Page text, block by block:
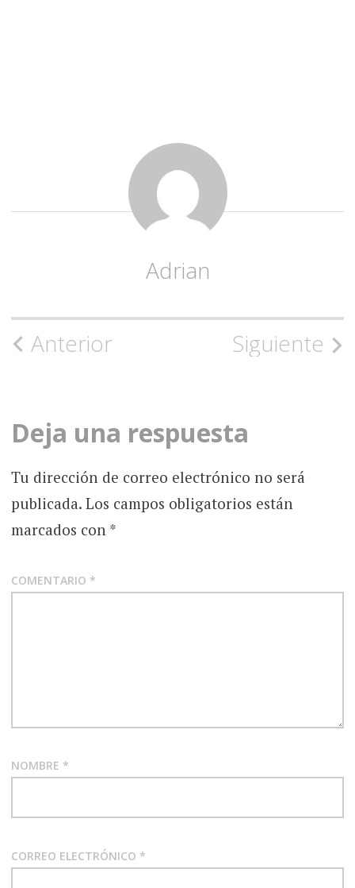
Adrian
Navegación
la
entrada
Anterior Siguiente
Deja una respuesta
Tu dirección de correo electrónico no será
publicada. Los campos obligatorios están
marcados con *
COMENTARIO *
NOMBRE *
CORREO ELECTRÓNICO *